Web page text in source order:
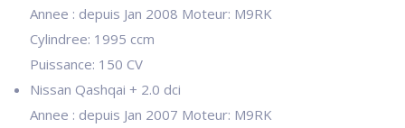
Annee : depuis Jan 2008 Moteur: M9RK
Cylindree: 1995 ccm
Puissance: 150 CV
Nissan Qashqai + 2.0 dci
Annee : depuis Jan 2007 Moteur: M9RK